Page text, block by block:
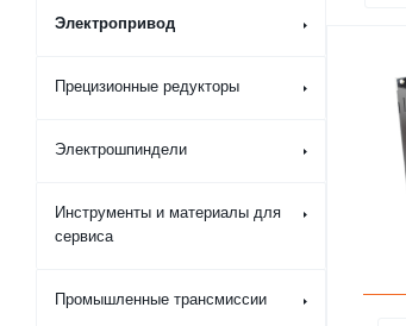
Электропривод
Прецизионные редукторы
Электрошпиндели
Инструменты и материалы для
сервиса
Промышленные трансмиссии